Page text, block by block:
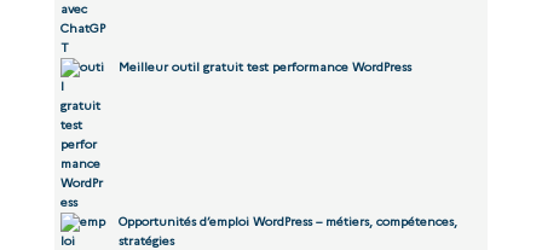
Meilleur outil gratuit test performance WordPress
Opportunités d’emploi WordPress – métiers, compétences,
stratégies